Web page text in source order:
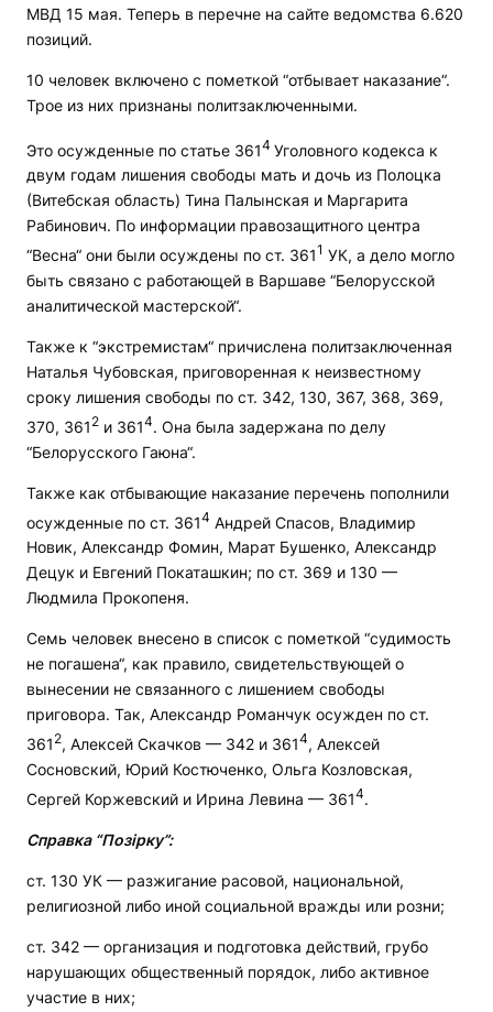
МВД 15 мая. Теперь в перечне на сайте ведомства 6.620
позиций.
10 человек включено с пометкой “отбывает наказание“.
Трое из них признаны политзаключенными.
Это осужденные по статье 3614 Уголовного кодекса к
двум годам лишения свободы мать и дочь из Полоцка
(Витебская область) Тина Палынская и Маргарита
Рабинович. По информации правозащитного центра
“Весна“ они были осуждены по ст. 3611 УК, а дело могло
быть связано с работающей в Варшаве “Белорусской
аналитической мастерской“.
Также к “экстремистам“ причислена политзаключенная
Наталья Чубовская, приговоренная к неизвестному
сроку лишения свободы по ст. 342, 130, 367, 368, 369,
370, 361 2 и 3614. Она была задержана по делу
“Белорусского Гаюна“.
Также как отбывающие наказание перечень пополнили
осужденные по ст. 3614 Андрей Спасов, Владимир
Новик, Александр Фомин, Марат Бушенко, Александр
Децук и Евгений Покаташкин; по ст. 369 и 130 —
Людмила Прокопеня.
Семь человек внесено в список с пометкой “судимость
не погашена“, как правило, свидетельствующей о
вынесении не связанного с лишением свободы
приговора. Так, Александр Романчук осужден по ст.
361 2, Алексей Скачков — 342 и 3614, Алексей
Сосновский, Юрий Костюченко, Ольга Козловская,
Сергей Коржевский и Ирина Левина — 3614.
Справка “Позірку”:
ст. 130 УК — разжигание расовой, национальной,
религиозной либо иной социальной вражды или розни;
ст. 342 — организация и подготовка действий, грубо
нарушающих общественный порядок, либо активное
участие в них;